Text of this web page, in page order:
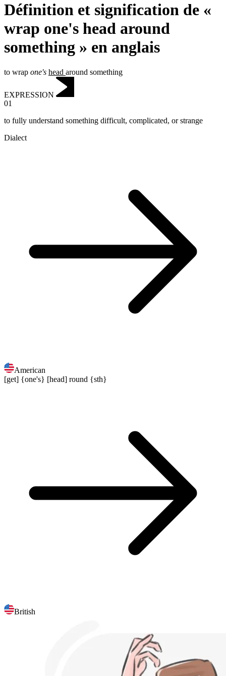
Définition et signification de «
wrap one's head around
something » en anglais
to wrap one's head around something
EXPRESSION
01
to fully understand something difficult, complicated, or strange
Dialect
American
[get] {one's} [head] round {sth}
British